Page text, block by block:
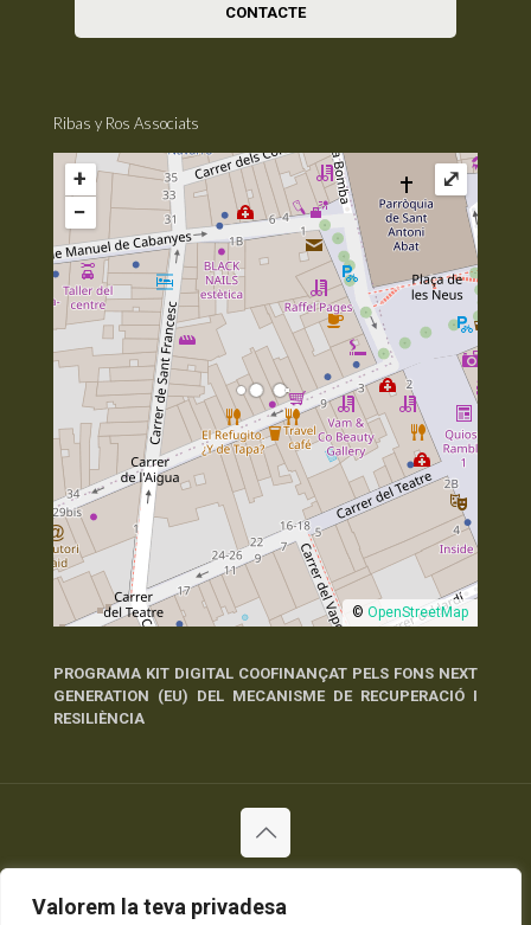
Valorem la teva privadesa
CONTACTE
Ribas y Ros Associats
+
−
© OpenStreetMap
⤢
PROGRAMA KIT DIGITAL COOFINANÇAT PELS FONS NEXT
GENERATION (EU) DEL MECANISME DE RECUPERACIÓ I
RESILIÈNCIA
Política de Privadesa Política de Cookies